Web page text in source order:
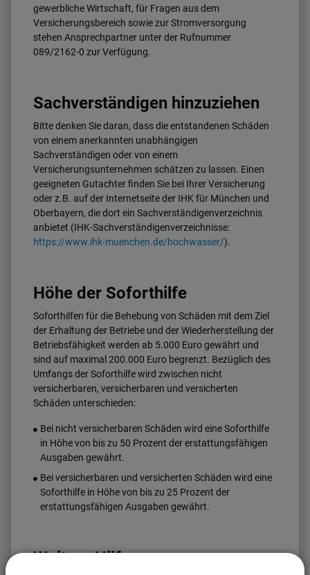
gewerbliche Wirtschaft, für Fragen aus dem
Versicherungsbereich sowie zur Stromversorgung
stehen Ansprechpartner unter der Rufnummer
089/2162-0 zur Verfügung.
Sachverständigen hinzuziehen
Bitte denken Sie daran, dass die entstandenen Schäden
von einem anerkannten unabhängigen
Sachverständigen oder von einem
Versicherungsunternehmen schätzen zu lassen. Einen
geeigneten Gutachter finden Sie bei Ihrer Versicherung
oder z.B. auf der Internetseite der IHK für München und
Oberbayern, die dort ein Sachverständigenverzeichnis
anbietet (IHK-Sachverständigenverzeichnisse:
https://www.ihk-muenchen.de/hochwasser/).
Höhe der Soforthilfe
Soforthilfen für die Behebung von Schäden mit dem Ziel
der Erhaltung der Betriebe und der Wiederherstellung der
Betriebsfähigkeit werden ab 5.000 Euro gewährt und
sind auf maximal 200.000 Euro begrenzt. Bezüglich des
Umfangs der Soforthilfe wird zwischen nicht
versicherbaren, versicherbaren und versicherten
Schäden unterschieden:
Bei nicht versicherbaren Schäden wird eine Soforthilfe
in Höhe von bis zu 50 Prozent der erstattungsfähigen
Ausgaben gewährt.
Bei versicherbaren und versicherten Schäden wird eine
Soforthilfe in Höhe von bis zu 25 Prozent der
erstattungsfähigen Ausgaben gewährt.
Weitere Hilfen